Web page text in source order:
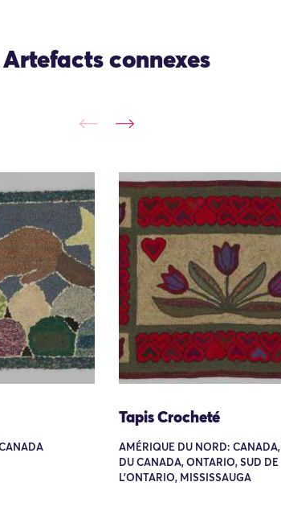
Artefacts connexes
Tapis Crocheté
AMÉRIQUE DU NORD: CANADA,
DU CANADA, ONTARIO, SUD DE
L'ONTARIO, MISSISSAUGA